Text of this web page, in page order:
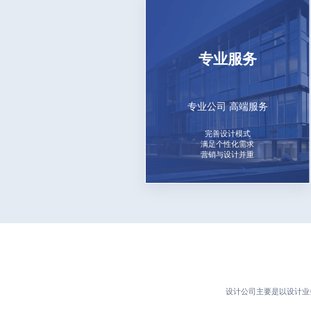
专业服务
专业公司 高端服务
完善设计模式
满足个性化需求
营销与设计并重
设计公司主要是以设计